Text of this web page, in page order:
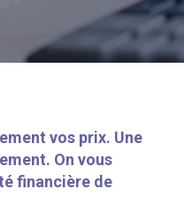
vos prix. Une
On vous
financière de